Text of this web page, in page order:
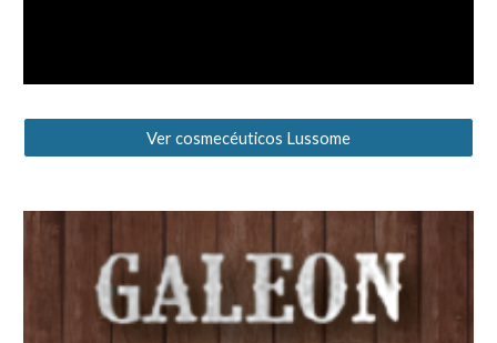
Ver cosmecéuticos Lussome